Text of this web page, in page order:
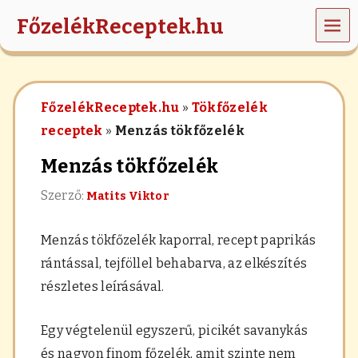
FőzelékReceptek.hu
l
MEN
Ü
FőzelékReceptek.hu » Tökfőzelék
receptek » Menzás tökfőzelék
Menzás tökfőzelék
Szerző: Matits Viktor
Menzás tökfőzelék kaporral, recept paprikás
rántással, tejföllel behabarva, az elkészítés
részletes leírásával.
Egy végtelenül egyszerű, picikét savanykás
és nagyon finom főzelék, amit szinte nem